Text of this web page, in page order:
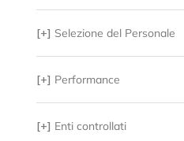
[+] Selezione del Personale
[+] Performance
[+] Enti controllati